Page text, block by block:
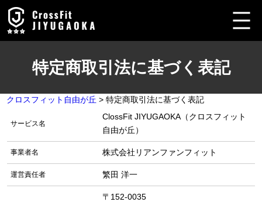
を
ス
特定商取引法に基づく表記
クロスフィット自由が丘 > 特定商取引法に基づく表記
サービス名
ClossFit JIYUGAOKA（クロスフィット
自由が丘）
事業者名 株式会社リアンファンフィット
運営責任者 繁田 洋一
〒152-0035